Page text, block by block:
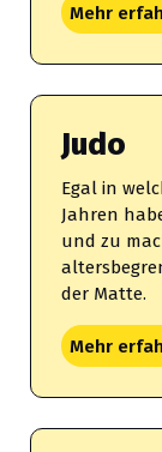
Mehr
Judo
Egal in
Jahren
und zu
der Matte.
Mehr